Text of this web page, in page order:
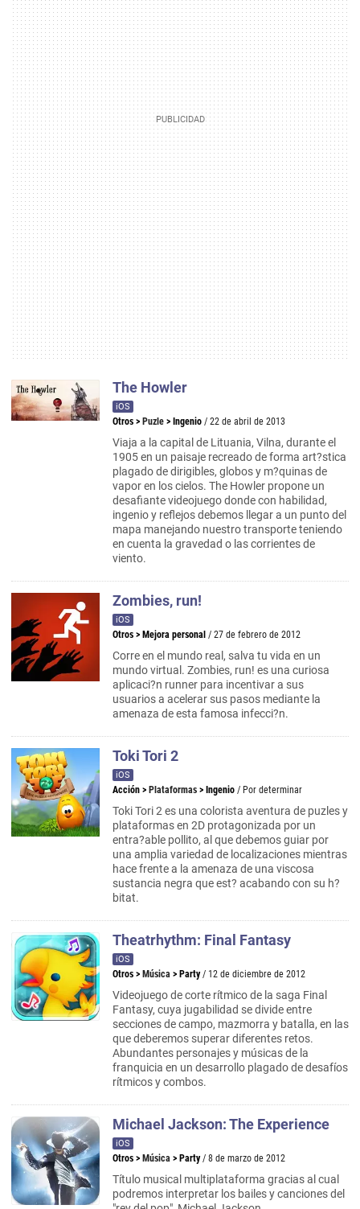
The Howler
iOS
Otros > Puzle > Ingenio / 22 de abril de 2013
Viaja a la capital de Lituania, Vilna, durante el
1905 en un paisaje recreado de forma art?stica
plagado de dirigibles, globos y m?quinas de
vapor en los cielos. The Howler propone un
desafiante videojuego donde con habilidad,
ingenio y reflejos debemos llegar a un punto del
mapa manejando nuestro transporte teniendo
en cuenta la gravedad o las corrientes de
viento.
Zombies, run!
iOS
Otros > Mejora personal / 27 de febrero de 2012
Corre en el mundo real, salva tu vida en un
mundo virtual. Zombies, run! es una curiosa
aplicaci?n runner para incentivar a sus
usuarios a acelerar sus pasos mediante la
amenaza de esta famosa infecci?n.
Toki Tori 2
iOS
Acción > Plataformas > Ingenio / Por determinar
Toki Tori 2 es una colorista aventura de puzles y
plataformas en 2D protagonizada por un
entra?able pollito, al que debemos guiar por
una amplia variedad de localizaciones mientras
hace frente a la amenaza de una viscosa
sustancia negra que est? acabando con su h?
bitat.
Theatrhythm: Final Fantasy
iOS
Otros > Música > Party / 12 de diciembre de 2012
Videojuego de corte rítmico de la saga Final
Fantasy, cuya jugabilidad se divide entre
secciones de campo, mazmorra y batalla, en las
que deberemos superar diferentes retos.
Abundantes personajes y músicas de la
franquicia en un desarrollo plagado de desafíos
rítmicos y combos.
Michael Jackson: The Experience
iOS
Otros > Música > Party / 8 de marzo de 2012
Título musical multiplataforma gracias al cual
podremos interpretar los bailes y canciones del